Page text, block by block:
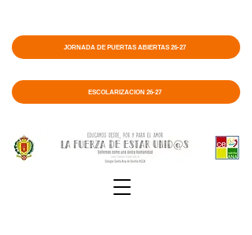
ESCOLARIZACIÓN 26-27
JORNADA DE PUERTAS ABIERTAS 26-27